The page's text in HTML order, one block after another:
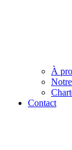
À
Contact